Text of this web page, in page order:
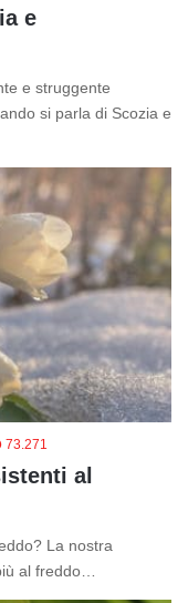
e
e struggente
si parla di Scozia e
73.271
al
La nostra
al freddo…